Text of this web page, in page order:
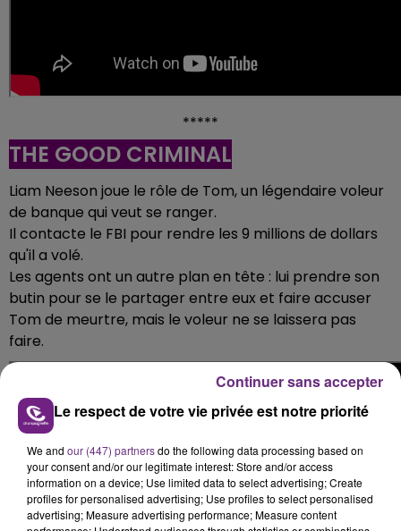
*****
THE GOOD CRIMINAL
Liam Neeson joue le rôle de Tom, un légendaire voleur
de banque qui veut se ranger.
Il contacte le FBI pour rendre les 9 millions de dollars
qu'il a volé.
Les agents ont un autre plan en tête : lui prendre son
butin pour se le partager entre eux et faire accuser
Tom de meurtre, mais le voleur ne se laissera pas
faire.
Le respect de votre vie privée est notre priorité
We and our (447) partnersdo the following data processing based on
your consent and/or our legitimate interest: Store and/or access
information on a device; Use limited data to select advertising; Create
profiles for personalised advertising; Use profiles to select personalised
advertising; Measure advertising performance; Measure content
Continuer sans accepter